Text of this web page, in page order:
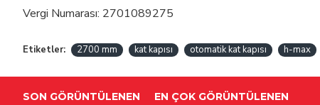
Vergi Numarası: 2701089275
Etiketler: 2700 mm kat kapısı otomatik kat kapısı h-max
SON GÖRÜNTÜLENEN EN ÇOK GÖRÜNTÜLENEN